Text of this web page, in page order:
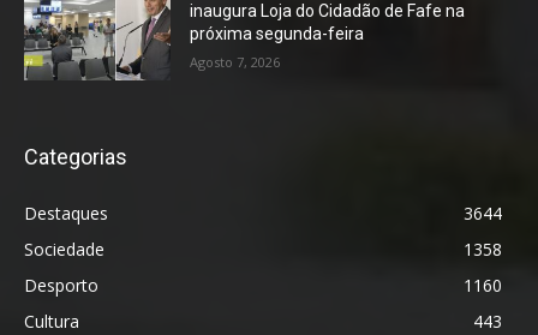
inaugura Loja do Cidadão de Fafe na
próxima segunda-feira
Agosto 7, 2026
Categorias
Destaques
3644
Sociedade
1358
Desporto
1160
Cultura
443